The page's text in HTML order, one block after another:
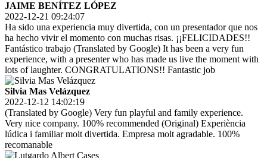
JAIME BENÍTEZ LÓPEZ
2022-12-21 09:24:07
Ha sido una experiencia muy divertida, con un presentador que nos
ha hecho vivir el momento con muchas risas. ¡¡FELICIDADES!!
Fantástico trabajo (Translated by Google) It has been a very fun
experience, with a presenter who has made us live the moment with
lots of laughter. CONGRATULATIONS!! Fantastic job
Silvia Mas Velázquez
2022-12-12 14:02:19
(Translated by Google) Very fun playful and family experience.
Very nice company. 100% recommended (Original) Experiència
lúdica i familiar molt divertida. Empresa molt agradable. 100%
recomanable